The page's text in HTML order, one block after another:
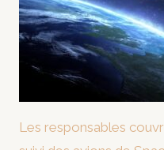
Les responsables